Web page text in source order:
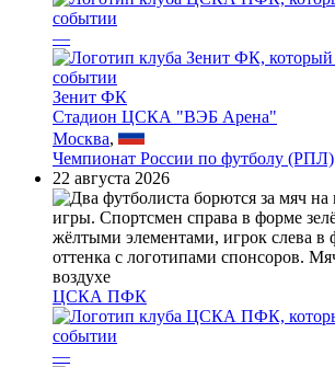
—
Зенит ФК
Стадион ЦСКА "ВЭБ Арена"
Москва,
Чемпионат России по футболу (РПЛ)
22 августа 2026
ЦСКА ПФК
—